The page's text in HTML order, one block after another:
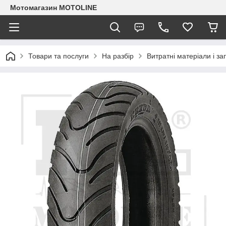
Мотомагазин MOTOLINE
Товари та послуги На разбір Витратні матеріали і